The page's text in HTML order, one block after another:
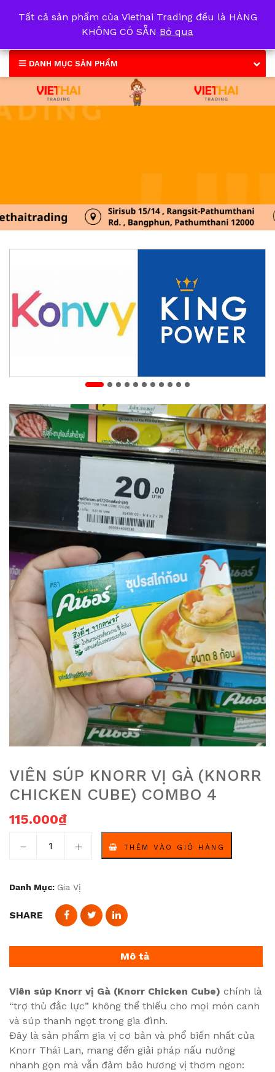
DANH MỤC SẢN PHẨM
VIÊN SÚP KNORR VỊ GÀ (KNORR
CHICKEN CUBE) COMBO 4
115.000₫
THÊM VÀO GIỎ HÀNG
Danh Mục: Gia Vị
SHARE
Mô tả
Viên súp Knorr vị Gà (Knorr Chicken Cube) chính là
“trợ thủ đắc lực” không thể thiếu cho mọi món canh
và súp thanh ngọt trong gia đình.
Đây là sản phẩm gia vị cơ bản và phổ biến nhất của
Knorr Thái Lan, mang đến giải pháp nấu nướng
nhanh gọn mà vẫn đảm bảo hương vị thơm ngon:
Tất cả sản phẩm của Viethai Trading đều là HÀNG
KHÔNG CÓ SẴN Bỏ qua